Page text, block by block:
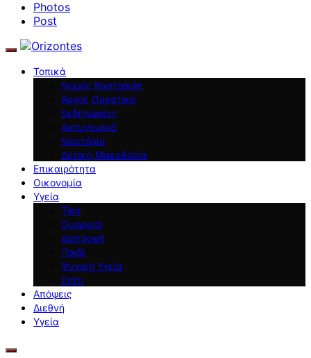
Photos
Post
Τοπικά
Νομός Καστοριάς
Άργος Ορεστικό
Εκδηλώσεις
Αστυνομικά
Νεστόριο
Δυτική Μακεδονία
Επικαιρότητα
Οικονομία
Υγεία
Tips
Ομορφιά
Διατροφή
Παιδί
Ψυχική Υγεία
Σπίτι
Απόψεις
Διεθνή
Υγεία